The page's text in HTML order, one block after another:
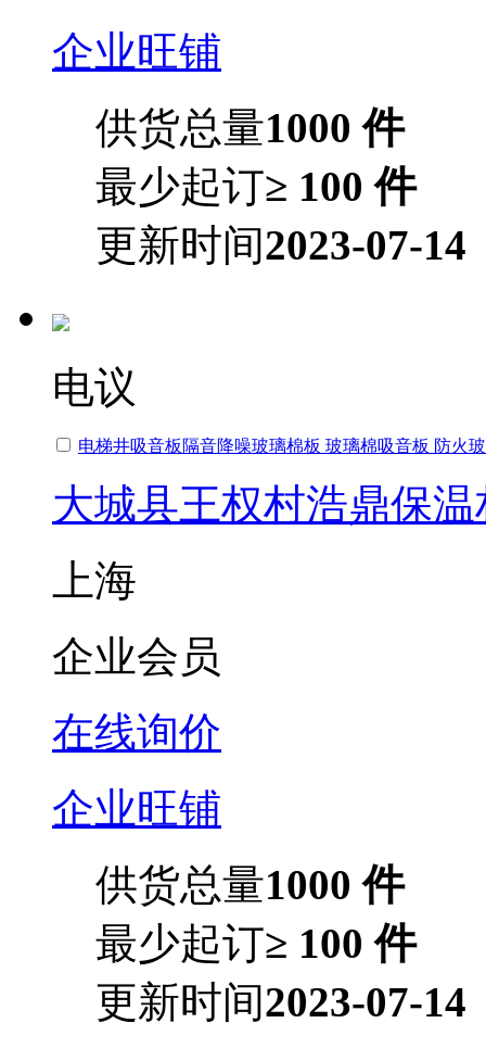
企业旺铺
供货总量1000 件
最少起订≥ 100 件
更新时间2023-07-14
电议
电梯井吸音板隔音降噪玻璃棉板 玻璃棉吸音板 防火
大城县王权村浩鼎保
上海
企业会员
在线询价
企业旺铺
供货总量1000 件
最少起订≥ 100 件
更新时间2023-07-14